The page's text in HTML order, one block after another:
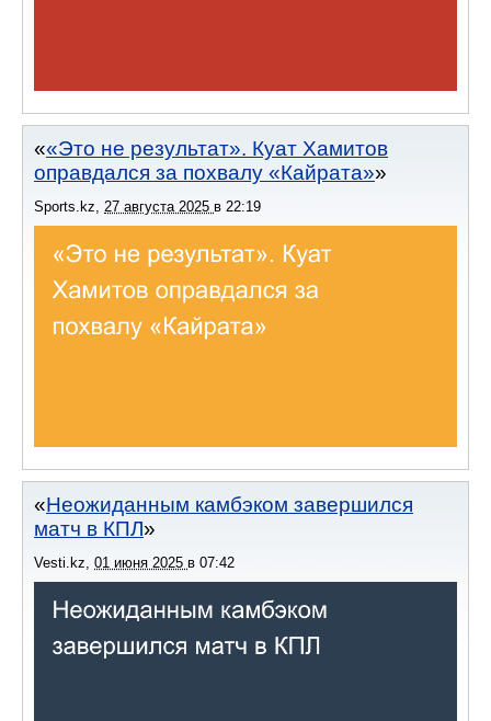
«Это не результат». Куат Хамитов
оправдался за похвалу «Кайрата»
Sports.kz 27 августа 2025 в 22:19
Неожиданным камбэком завершился
матч в КПЛ
Vesti.kz 01 июня 2025 в 07:42